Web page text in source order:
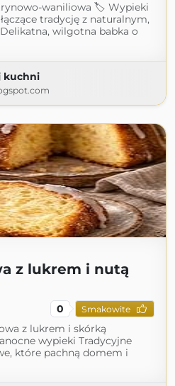
waniliowa 🏷 Wypieki
tradycję z naturalnym,
wilgotna babka o
kuchni
z lukrem i nutą
0 Smakowite
z lukrem i skórką
wypieki Tradycyjne
które pachną domem i